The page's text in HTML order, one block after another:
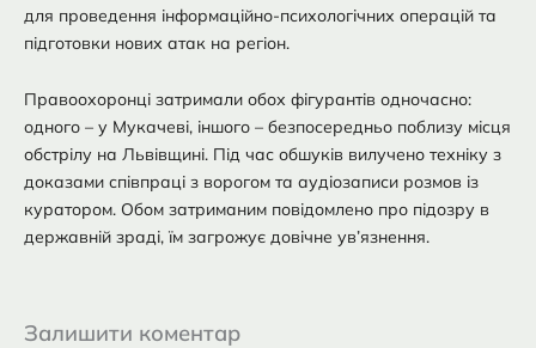
для проведення інформаційно-психологічних операцій та
підготовки нових атак на регіон.
Правоохоронці затримали обох фігурантів одночасно:
одного – у Мукачеві, іншого – безпосередньо поблизу місця
обстрілу на Львівщині. Під час обшуків вилучено техніку з
доказами співпраці з ворогом та аудіозаписи розмов із
куратором. Обом затриманим повідомлено про підозру в
державній зраді, їм загрожує довічне ув’язнення.
Залишити коментар